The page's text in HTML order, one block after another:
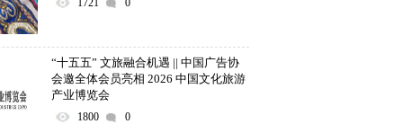
1721 0
“十五五” 文旅融合机遇 || 中国广告协
会邀全体会员亮相 2026 中国文化旅游
产业博览会
1800 0